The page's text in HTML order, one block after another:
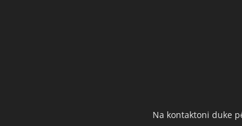
Na kontaktoni duke